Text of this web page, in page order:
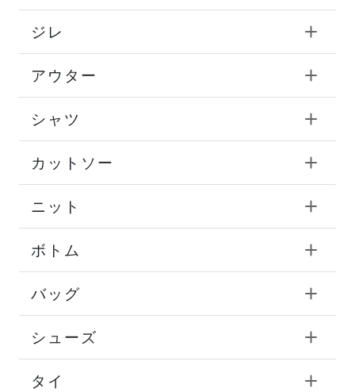
ジレ
アウター
シャツ
カットソー
ニット
ボトム
バッグ
シューズ
タイ